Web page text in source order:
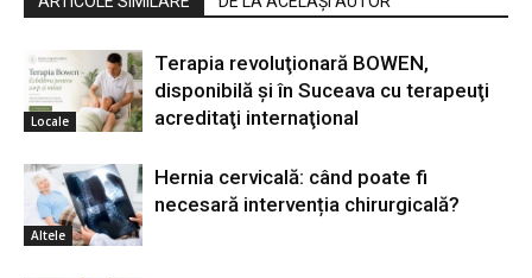
Locale
Terapia revoluţionară BOWEN,
disponibilă şi în Suceava cu terapeuţi
acreditaţi internaţional
Altele
Hernia cervicală: când poate fi
necesară intervenția chirurgicală?